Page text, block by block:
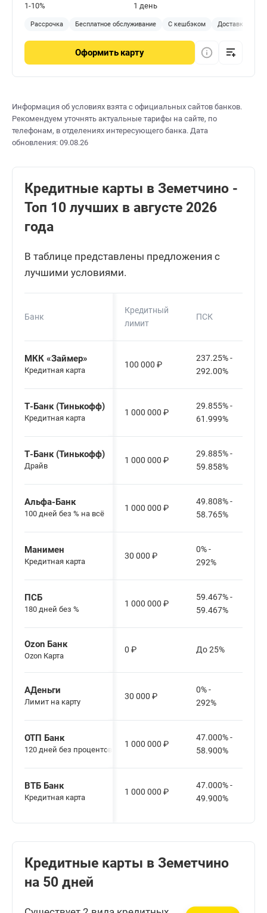
1-10%
1 день
Рассрочка Бесплатное обслуживание С кешбэком Доставка на
Оформить карту
Информация об условиях взята с официальных сайтов банков.
Рекомендуем уточнять актуальные тарифы на сайте, по
телефонам, в отделениях интересующего банка. Дата
обновления: 09.08.26
Кредитные карты в Земетчино -
Топ 10 лучших в августе 2026
года
В таблице представлены предложения с
лучшими условиями.
Банк
Кредитный
лимит
ПСК
МКК «Займер»
Кредитная карта
100 000 ₽
237.25% -
292.00%
Т-Банк (Тинькофф)
Кредитная карта
1 000 000 ₽
29.855% -
61.999%
Т-Банк (Тинькофф)
Драйв
1 000 000 ₽
29.885% -
59.858%
Альфа-Банк
100 дней без % на всё
1 000 000 ₽
49.808% -
58.765%
Манимен
Кредитная карта
30 000 ₽
0% -
292%
ПСБ
180 дней без %
1 000 000 ₽
59.467% -
59.467%
Ozon Банк
Ozon Карта
0 ₽ До 25%
АДеньги
Лимит на карту
30 000 ₽
0% -
292%
ОТП Банк
120 дней без процентов
1 000 000 ₽
47.000% -
58.900%
ВТБ Банк
Кредитная карта
1 000 000 ₽
47.000% -
49.900%
Кредитные карты в Земетчино
на 50 дней